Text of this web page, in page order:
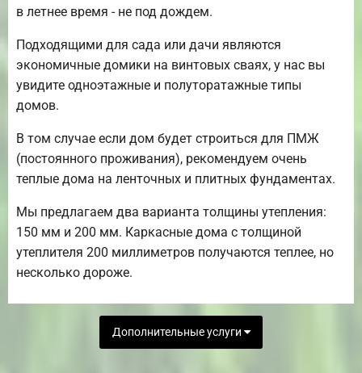
в летнее время - не под дождем.
Подходящими для сада или дачи являются
экономичные домики на винтовых сваях, у нас вы
увидите одноэтажные и полуторатажные типы
домов.
В том случае если дом будет строиться для ПМЖ
(постоянного проживания), рекомендуем очень
теплые дома на ленточных и плитных фундаментах.
Мы предлагаем два варианта толщины утепления:
150 мм и 200 мм. Каркасные дома с толщиной
утеплителя 200 миллиметров получаются теплее, но
несколько дороже.
Дополнительные услуги